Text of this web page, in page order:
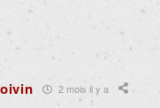
2 mois il y a